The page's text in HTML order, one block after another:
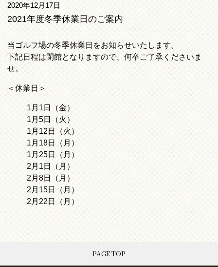
2020年12月17日
2021年度冬季休業日のご案内
当ゴルフ場の冬季休業日をお知らせいたします。
下記日程は閉館となりますので、何卒ご了承くださいま
せ。
＜休業日＞
1月1日（金）
1月5日（火）
1月12日（火）
1月18日（月）
1月25日（月）
2月1日（月）
2月8日（月）
2月15日（月）
2月22日（月）
PAGE TOP